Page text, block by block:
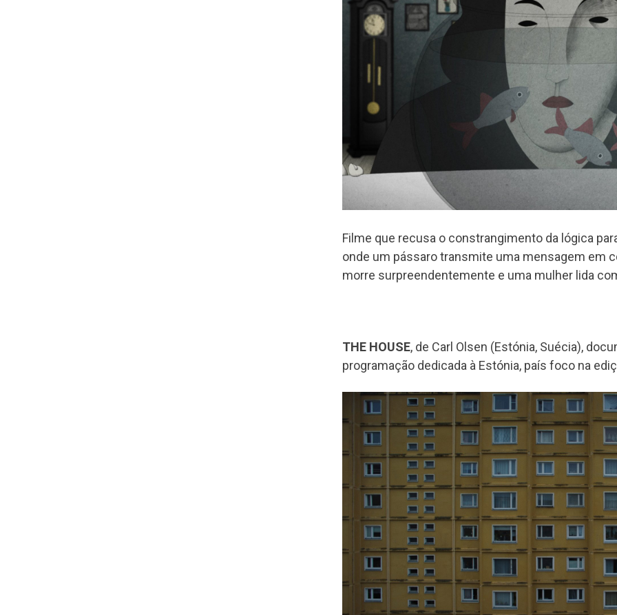
Filme que recusa o constrangimento da lógica
onde um pássaro transmite uma mensagem em
morre surpreendentemente e uma mulher lida
THE HOUSE, de Carl Olsen (Estónia, Suécia),
programação dedicada à Estónia, país foco na